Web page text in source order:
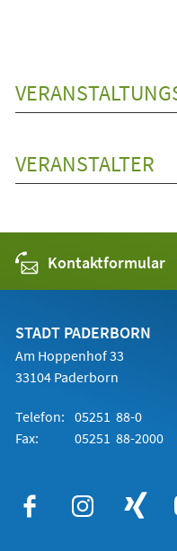
VERANSTALTER
Kontaktformular
STADT PADERBORN
Am Hoppenhof 33
33104 Paderborn
Telefon: 05251 88-0
Fax:
05251 88-2000